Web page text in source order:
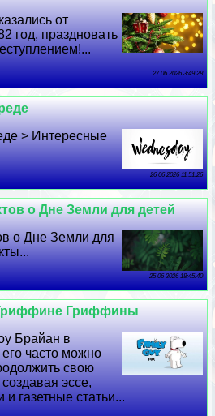
от
год, праздновать
27 06 2026 3:49:28
> Интересные
26 06 2026 11:51:26
о Дне Земли для детей
о Дне Земли для
25 06 2026 18:45:40
Гриффины
Брайан в
часто можно
свою
эссе,
газетные статьи...